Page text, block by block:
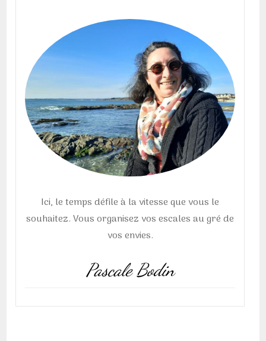
Ici, le temps défile à la vitesse que vous le
souhaitez. Vous organisez vos escales au gré de
vos envies.
Pascale Bodin